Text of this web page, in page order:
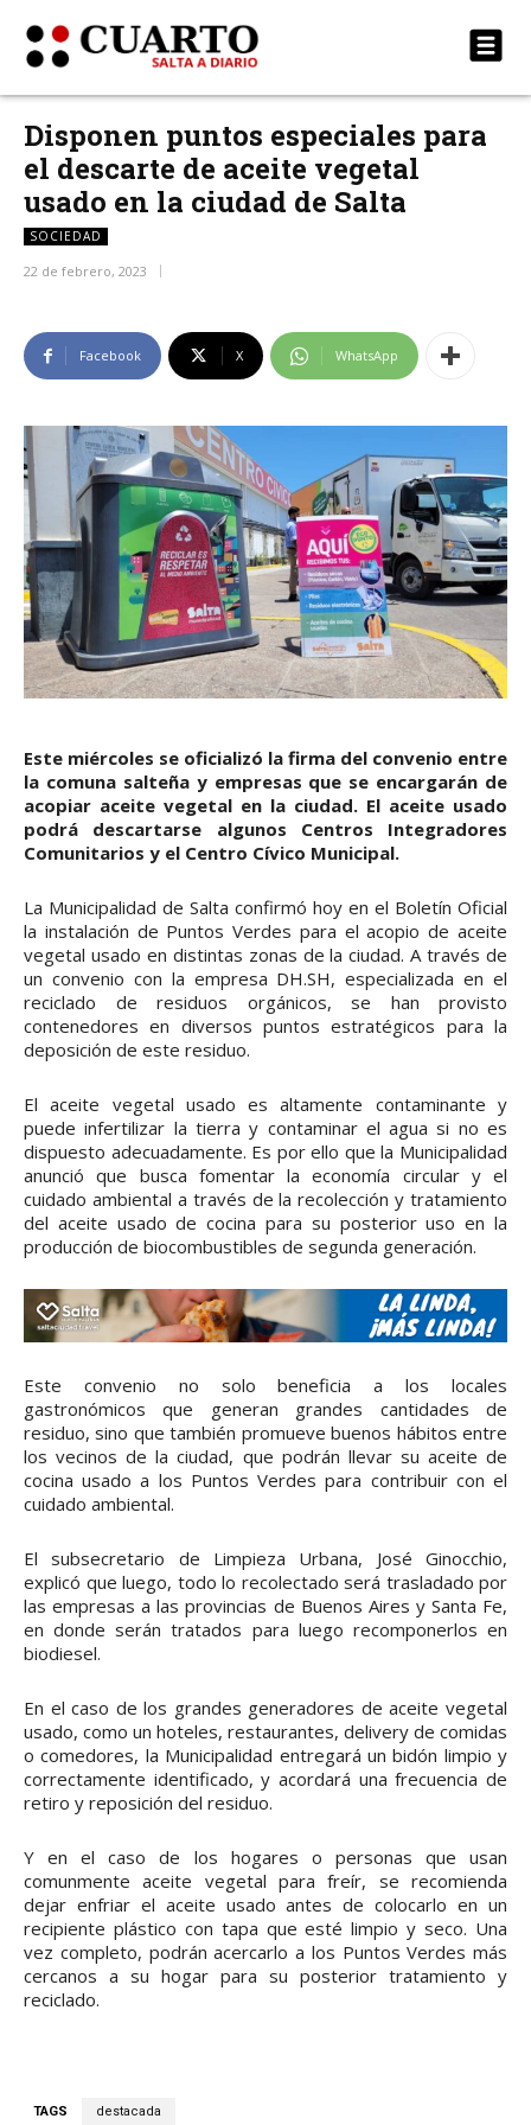
Disponen puntos especiales para
el descarte de aceite vegetal
usado en la ciudad de Salta
SOCIEDAD
22 de febrero, 2023
Facebook X WhatsApp
Este miércoles se oficializó la firma del convenio entre
la comuna salteña y empresas que se encargarán de
acopiar aceite vegetal en la ciudad. El aceite usado
podrá descartarse algunos Centros Integradores
Comunitarios y el Centro Cívico Municipal.
La Municipalidad de Salta confirmó hoy en el Boletín Oficial
la instalación de Puntos Verdes para el acopio de aceite
vegetal usado en distintas zonas de la ciudad. A través de
un convenio con la empresa DH.SH, especializada en el
reciclado de residuos orgánicos, se han provisto
contenedores en diversos puntos estratégicos para la
deposición de este residuo.
El aceite vegetal usado es altamente contaminante y
puede infertilizar la tierra y contaminar el agua si no es
dispuesto adecuadamente. Es por ello que la Municipalidad
anunció que busca fomentar la economía circular y el
cuidado ambiental a través de la recolección y tratamiento
del aceite usado de cocina para su posterior uso en la
producción de biocombustibles de segunda generación.
Este convenio no solo beneficia a los locales
gastronómicos que generan grandes cantidades de
residuo, sino que también promueve buenos hábitos entre
los vecinos de la ciudad, que podrán llevar su aceite de
cocina usado a los Puntos Verdes para contribuir con el
cuidado ambiental.
El subsecretario de Limpieza Urbana, José Ginocchio,
explicó que luego, todo lo recolectado será trasladado por
las empresas a las provincias de Buenos Aires y Santa Fe,
en donde serán tratados para luego recomponerlos en
biodiesel.
En el caso de los grandes generadores de aceite vegetal
usado, como un hoteles, restaurantes, delivery de comidas
o comedores, la Municipalidad entregará un bidón limpio y
correctamente identificado, y acordará una frecuencia de
retiro y reposición del residuo.
Y en el caso de los hogares o personas que usan
comunmente aceite vegetal para freír, se recomienda
dejar enfriar el aceite usado antes de colocarlo en un
recipiente plástico con tapa que esté limpio y seco. Una
vez completo, podrán acercarlo a los Puntos Verdes más
cercanos a su hogar para su posterior tratamiento y
reciclado.
TAGS destacada